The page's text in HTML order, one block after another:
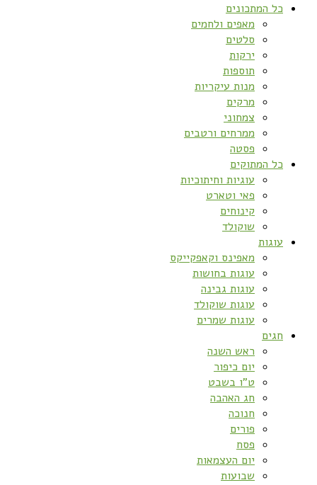
כל המתכונים
מאפים ולחמים
סלטים
ירקות
תוספות
מנות עיקריות
מרקים
צמחוני
ממרחים ורטבים
פסטה
כל המתוקים
עוגיות וחיתוכיות
פאי וטארט
קינוחים
שוקולד
עוגות
מאפינס וקאפקייקס
עוגות בחושות
עוגות גבינה
עוגות שוקולד
עוגות שמרים
חגים
ראש השנה
יום כיפור
ט”ו בשבט
חג האהבה
חנוכה
פורים
פסח
יום העצמאות
שבועות